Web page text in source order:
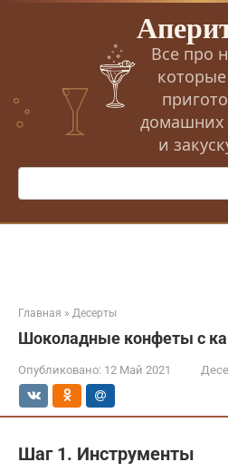
Перейти
Все про
домашних
и
Поиск:
Главная » Десерты
Шоколадные конфеты с
Опубликовано: 12 Май 2021
Шаг 1. Инструменты